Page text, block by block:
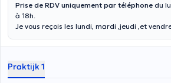
Prise de RDV uniquement par téléphone du
à 18h.
Je vous reçois les lundi, mardi ,jeudi ,et
Praktijk 1